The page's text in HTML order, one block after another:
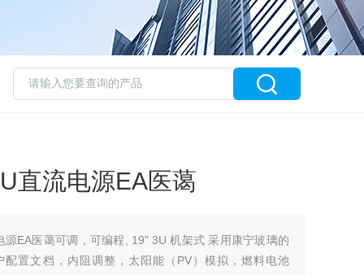
直流电源EA医蔼
源EA医蔼可调，可编程, 19" 3U 机架式 采用康宁玻璃的
置文档，内阻调整，太阳能（PV）模拟，燃料电池